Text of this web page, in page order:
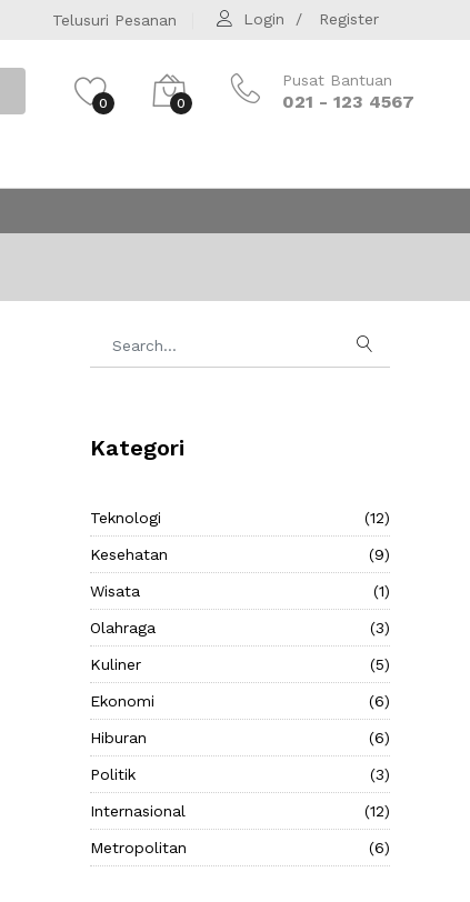
Telusuri Pesanan Login Register
0 0
Pusat Bantuan
021 - 123 4567
Kategori
Teknologi (12)
Kesehatan (9)
Wisata (1)
Olahraga (3)
Kuliner (5)
Ekonomi (6)
Hiburan (6)
Politik (3)
Internasional (12)
Metropolitan (6)